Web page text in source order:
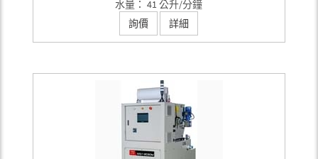
水量： 41 公升/分鐘
詢價
詳細